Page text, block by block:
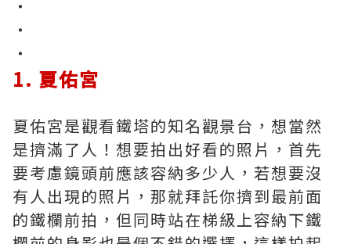
・
・
・
1. 夏佑宮
夏佑宮是觀看鐵塔的知名觀景台，想當然
是擠滿了人！想要拍出好看的照片，首先
要考慮鏡頭前應該容納多少人，若想要沒
有人出現的照片，那就拜託你擠到最前面
的鐵欄前拍，但同時站在梯級上容納下鐵